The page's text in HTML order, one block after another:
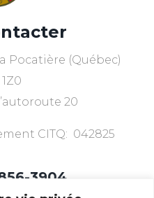
Pocatière (Québec)
20
CITQ: 042825
3904